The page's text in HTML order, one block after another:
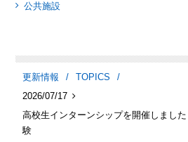
公共施設
更新情報
TOPICS
2026/07/17
高校生インターンシップを開催しまし
験